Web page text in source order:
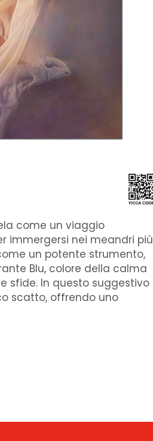
come un viaggio
immergersi nei meandri più
un potente strumento,
Blu, colore della calma
sfide. In questo suggestivo
scatto, offrendo uno